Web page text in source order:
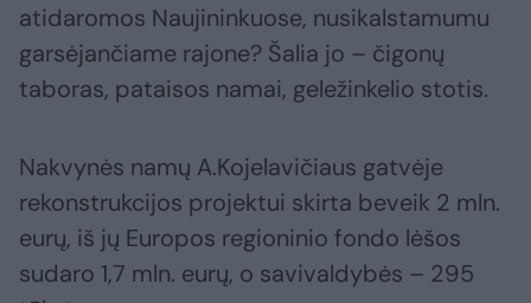
atidaromos Naujininkuose, nusikalstamumu
garsėjančiame rajone? Šalia jo – čigonų
taboras, pataisos namai, geležinkelio stotis.
Nakvynės namų A.Kojelavičiaus gatvėje
rekonstrukcijos projektui skirta beveik 2 mln.
eurų, iš jų Europos regioninio fondo lėšos
sudaro 1,7 mln. eurų, o savivaldybės – 295